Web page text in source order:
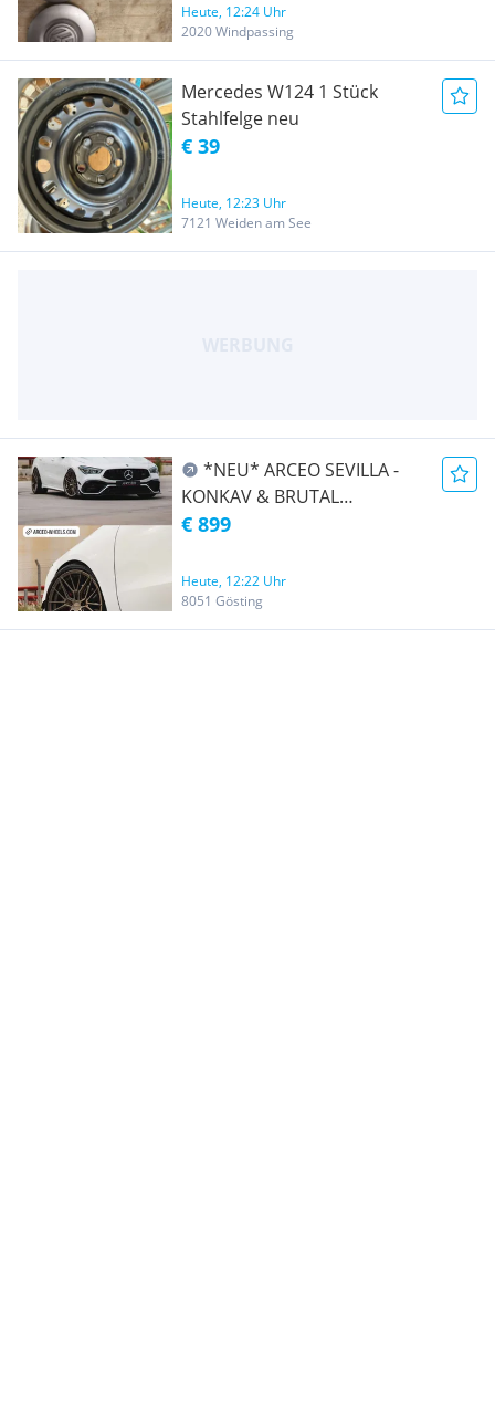
Heute, 12:24 Uhr
2020 Windpassing
Mercedes W124 1 Stück
Stahlfelge neu
€ 39
Heute, 12:23 Uhr
7121 Weiden am See
*NEU* ARCEO SEVILLA -
KONKAV & BRUTAL
SPORTLICH alufelgen
€ 899
Heute, 12:22 Uhr
8051 Gösting